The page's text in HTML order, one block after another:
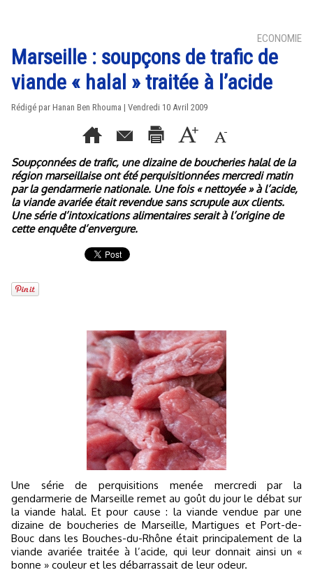
ECONOMIE
Marseille : soupçons de trafic de
viande « halal » traitée à l’acide
Rédigé par Hanan Ben Rhouma | Vendredi 10 Avril 2009
Soupçonnées de trafic, une dizaine de boucheries halal de la
région marseillaise ont été perquisitionnées mercredi matin
par la gendarmerie nationale. Une fois « nettoyée » à l’acide,
la viande avariée était revendue sans scrupule aux clients.
Une série d’intoxications alimentaires serait à l’origine de
cette enquête d’envergure.
Une série de perquisitions menée mercredi par la
gendarmerie de Marseille remet au goût du jour le débat sur
la viande halal. Et pour cause : la viande vendue par une
dizaine de boucheries de Marseille, Martigues et Port-de-
Bouc dans les Bouches-du-Rhône était principalement de la
viande avariée traitée à l’acide, qui leur donnait ainsi un «
bonne » couleur et les débarrassait de leur odeur.